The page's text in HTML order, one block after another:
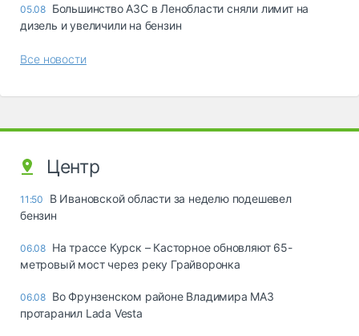
05.08 Большинство АЗС в Ленобласти сняли лимит на
дизель и увеличили на бензин
Все новости
Центр
11:50
В Ивановской области за неделю подешевел
бензин
06.08 На трассе Курск – Касторное обновляют 65-
метровый мост через реку Грайворонка
06.08 Во Фрунзенском районе Владимира МАЗ
протаранил Lada Vesta